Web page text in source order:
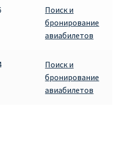
ЛУЧШЕЙ ЦЕНЫ |
Поиск и
бронирование
авиабилетов
Поиск и
бронирование
авиабилетов